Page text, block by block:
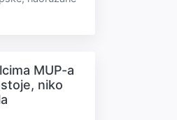
MUP-a
niko